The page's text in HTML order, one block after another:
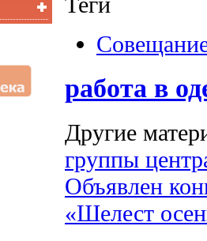
работа в
Другие
группы
Объявлен
«Шелест